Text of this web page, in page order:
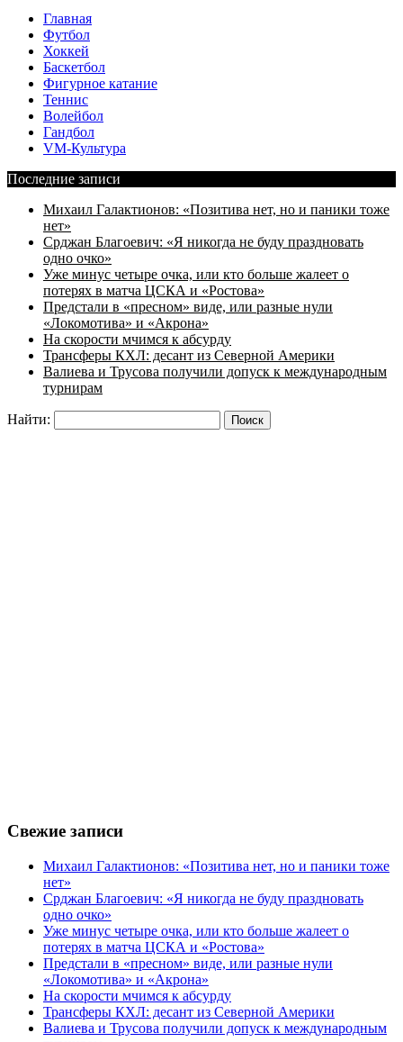
Главная
Футбол
Хоккей
Баскетбол
Фигурное катание
Теннис
Волейбол
Гандбол
VM-Культура
Последние записи
Михаил Галактионов: «Позитива нет, но и паники тоже
нет»
Срджан Благоевич: «Я никогда не буду праздновать
одно очко»
Уже минус четыре очка, или кто больше жалеет о
потерях в матча ЦСКА и «Ростова»
Предстали в «пресном» виде, или разные нули
«Локомотива» и «Акрона»
На скорости мчимся к абсурду
Трансферы КХЛ: десант из Северной Америки
Валиева и Трусова получили допуск к международным
турнирам
Найти:
Свежие записи
Михаил Галактионов: «Позитива нет, но и паники тоже
нет»
Срджан Благоевич: «Я никогда не буду праздновать
одно очко»
Уже минус четыре очка, или кто больше жалеет о
потерях в матча ЦСКА и «Ростова»
Предстали в «пресном» виде, или разные нули
«Локомотива» и «Акрона»
На скорости мчимся к абсурду
Трансферы КХЛ: десант из Северной Америки
Валиева и Трусова получили допуск к международным